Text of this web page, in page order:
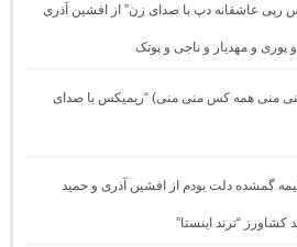
رپی عاشقانه دپ با صدای زن” از افشین آذری
و مهدیار و ناجی و پوتک
منی همه کس منی منی) “ریمیکس با صدای
گمشده دلت بودم از افشین آذری و حمید
“ترند اینستا”